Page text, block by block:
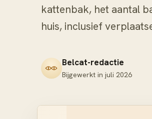
kattenbak, het aantal
huis, inclusief
Belcat-redactie
Bijgewerkt in juli 2026